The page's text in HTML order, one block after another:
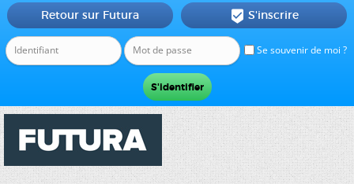
Se souvenir de moi ?
Retour sur Futura  S'inscrire